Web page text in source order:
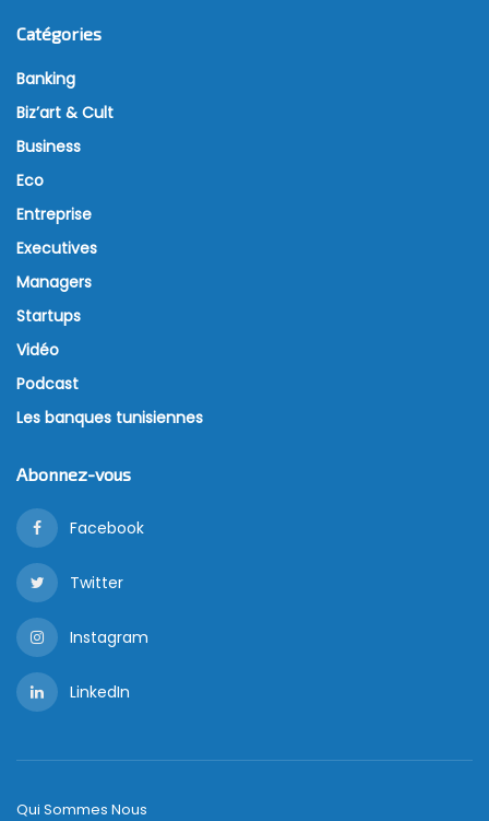
Catégories
Banking
Biz’art & Cult
Business
Eco
Entreprise
Executives
Managers
Startups
Vidéo
Podcast
Les banques tunisiennes
Abonnez-vous
Facebook
Twitter
Instagram
LinkedIn
Qui Sommes Nous